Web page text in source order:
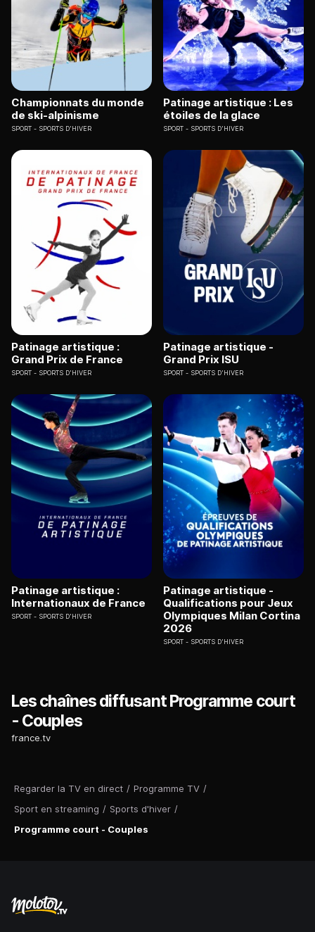
Regarder la TV en direct / Programme TV /
Sport en streaming / Sports d'hiver /
Programme court - Couples
Championnats du monde
de ski-alpinisme
SPORT SPORTS D'HIVER
Patinage artistique : Les
étoiles de la glace
SPORT SPORTS D'HIVER
Patinage artistique :
Grand Prix de France
SPORT SPORTS D'HIVER
Patinage artistique -
Grand Prix ISU
SPORT SPORTS D'HIVER
Patinage artistique :
Internationaux de France
SPORT SPORTS D'HIVER
Patinage artistique -
Qualifications pour Jeux
Olympiques Milan Cortina
2026
SPORT SPORTS D'HIVER
Les chaînes diffusant Programme court
- Couples
france.tv